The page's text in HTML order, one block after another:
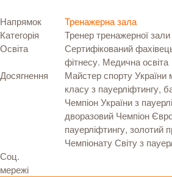
Напрямок
Тренажерна зала
Категорія
Тренер тренажерної зали
Освіта
Сертифікований
фітнесу. Медична освіта
Досягнення
Майстер спорту України
класу з пауерліфтингу,
Чемпіон України з
дворазовий Чемпіон
пауерліфтингу, золотий
Чемпіонату Світу з
Соц.
мережі